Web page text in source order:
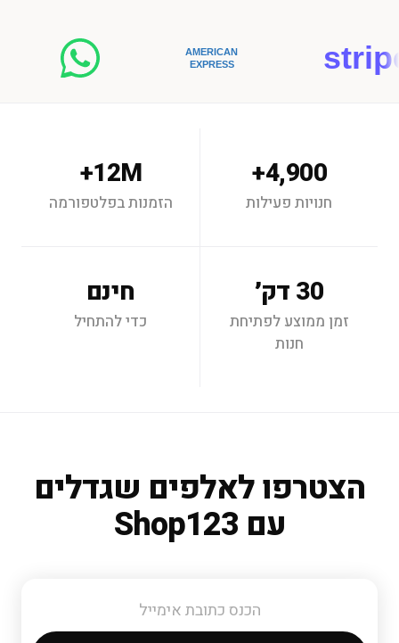
AMERICAN
EXPRESS
stripe
4,900+
חנויות פעילות
12M+
הזמנות בפלטפורמה
30 דק׳
זמן ממוצע לפתיחת
חנות
חינם
כדי להתחיל
הצטרפו לאלפים שגדלים
עם Shop123